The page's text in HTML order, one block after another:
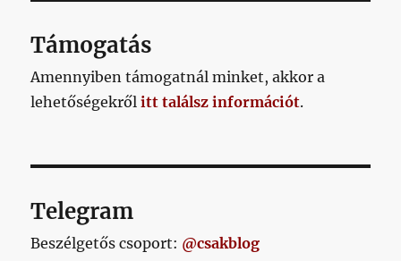
Támogatás
Amennyiben támogatnál minket, akkor a
lehetőségekrőlitt találsz információt.
Telegram
Beszélgetős csoport: @csakblog